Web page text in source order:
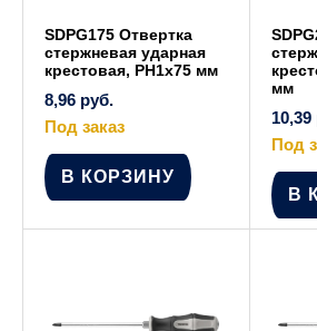
SDPG175 Отвертка
стержневая ударная
крестовая, PH1x75 мм
8,96 руб.
Под заказ
В КОРЗИНУ
мм
10,39
Под
В